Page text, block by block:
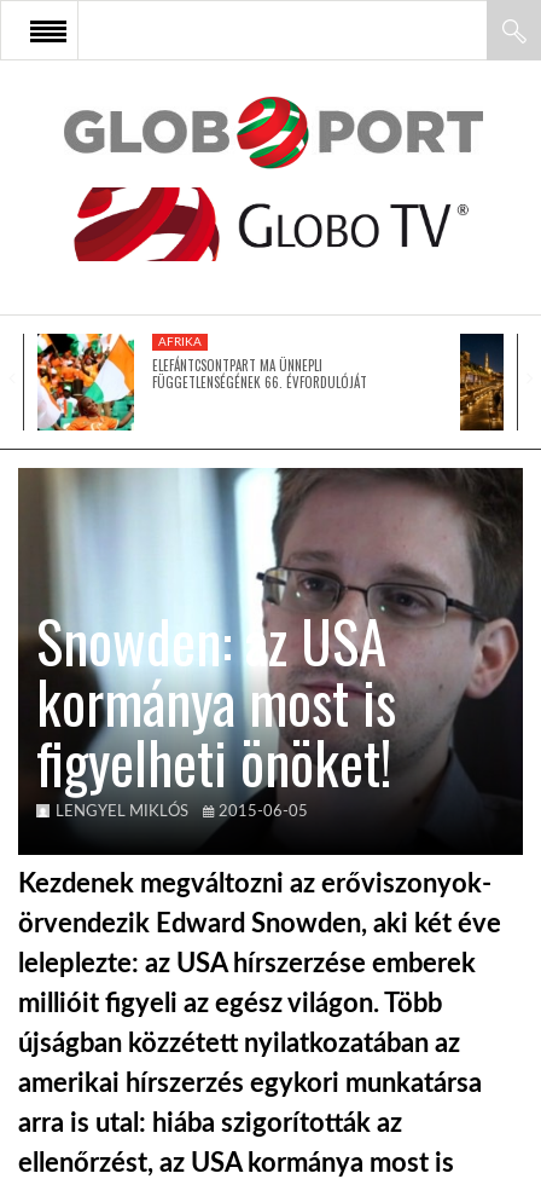
FŐOLDAL
AFRIKA
ÁZSIA
AUSZTRÁLIA
A VILÁG ITTHON
GLOBOTV BP
HÍR3D
TROPICALMAGAZIN
AFRIKA
ELEFÁNTCSONTPART MA ÜNNEPLI
FÜGGETLENSÉGÉNEK 66. ÉVFORDULÓJÁT
Snowden: az USA
kormánya most is
figyelheti önöket!
LENGYEL MIKLÓS 2015-06-05
Kezdenek megváltozni az erőviszonyok-
örvendezik Edward Snowden, aki két éve
leleplezte: az USA hírszerzése emberek
millióit figyeli az egész világon. Több
újságban közzétett nyilatkozatában az
amerikai hírszerzés egykori munkatársa
arra is utal: hiába szigorították az
ellenőrzést, az USA kormánya most is